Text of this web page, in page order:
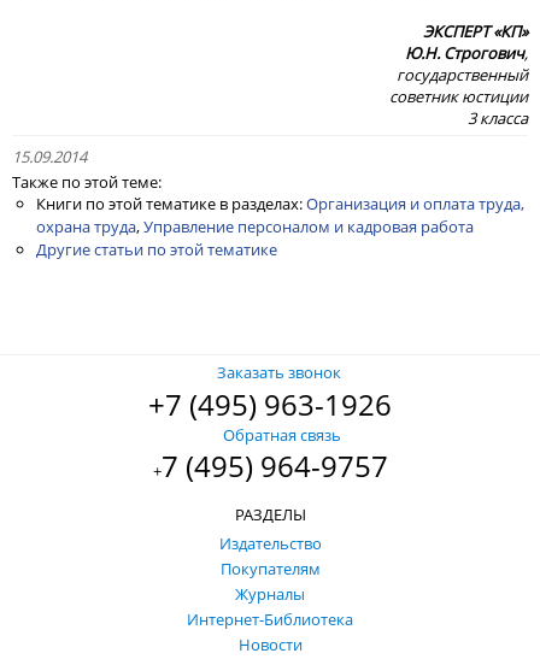
ЭКСПЕРТ «КП»
Ю.Н. Строгович,
государственный
советник юстиции
3 класса
15.09.2014
Также по этой теме:
Книги по этой тематике в разделах:Организация и оплата труда,
охрана труда,Управление персоналом и кадровая работа
Другие статьи по этой тематике
Заказать звонок
+7 (495) 963-1926
Обратная связь
+7 (495) 964-9757
РАЗДЕЛЫ
Издательство
Покупателям
Журналы
Интернет-Библиотека
Новости